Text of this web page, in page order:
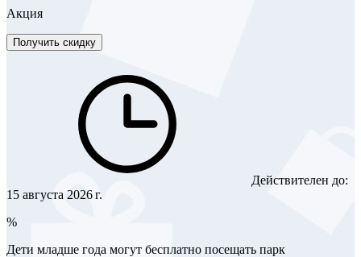
Акция
Получить скидку
Действителен до:
15 августа 2026 г.
%
Дети младше года могут бесплатно посещать парк